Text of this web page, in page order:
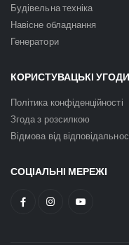
Будівельна техніка
Навісне обладнання
Генератори
КОРИСТУВАЦЬКІ УГОДИ
Політика конфіденційності
Згода з розсилкою
Відмова від
СОЦІАЛЬНІ МЕРЕЖІ